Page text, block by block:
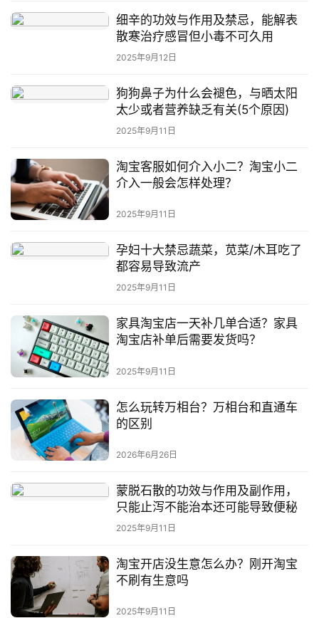
细辛的功效与作用及禁忌，能解表
散寒治疗感冒但小毒不可久用
2025年9月12日
狗狗鼻子为什么会褪色，与晒太阳
太少或者营养缺乏有关(5个原因)
2025年9月11日
淘宝客服如何介入小二？淘宝小二
介入一般会怎样处理？
2025年9月11日
孕妇十大禁忌蔬菜，苋菜/木耳吃了
都容易导致流产
2025年9月11日
家具淘宝店一天补几单合适？家具
淘宝店补单后需要发货吗？
2025年9月11日
怎么玩转万相台？万相台和直通车
的区别
2026年6月26日
蒙脱石散的功效与作用及副作用，
只能止泻不能治本还可能导致便秘
2025年9月11日
淘宝开店没生意怎么办？刚开淘宝
不刷有生意吗
2025年9月11日